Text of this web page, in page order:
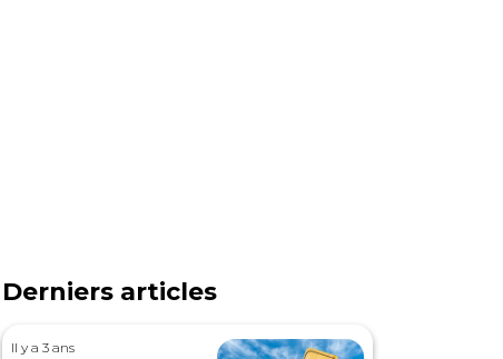
Derniers articles
Il y a 3 ans